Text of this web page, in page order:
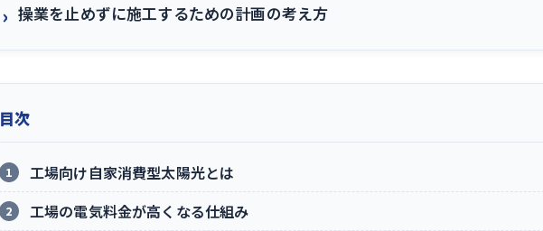
操業を止めずに施工するための計画の考え方
目次
工場向け自家消費型太陽光とは
工場の電気料金が高くなる仕組み